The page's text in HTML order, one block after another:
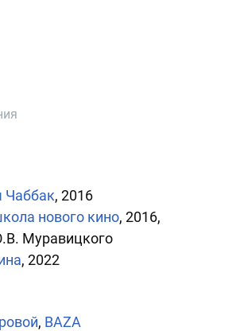
Чаббак, 2016
нового кино, 2016,
Муравицкого
, 2022
, BAZA